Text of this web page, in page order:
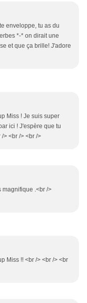
enveloppe, tu as du
*-* on dirait une
et que ça brille! J'adore
Miss ! Je suis super
ici ! J'espère que tu
> <br /> <br />
magnifique .<br />
Miss !! <br /> <br /> <br